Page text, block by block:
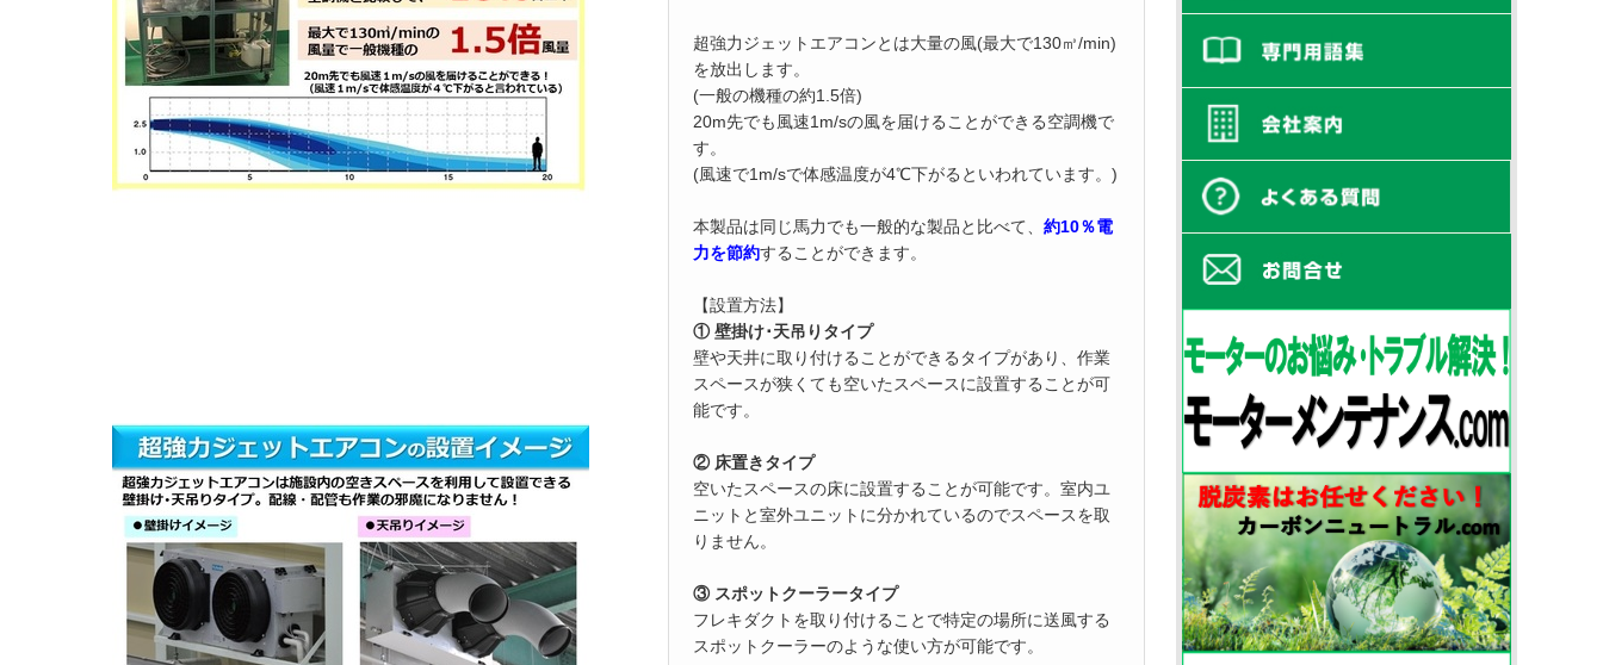
超強力ジェットエアコンとは大量の風(最大で130㎥/min)
を放出します。
(一般の機種の約1.5倍)
20m先でも風速1m/sの風を届けることができる空調機で
す。
(風速で1m/sで体感温度が4℃下がるといわれています。)
本製品は同じ馬力でも一般的な製品と比べて、約10％電
力を節約することができます。
【設置方法】
① 壁掛け･天吊りタイプ
壁や天井に取り付けることができるタイプがあり、作業
スペースが狭くても空いたスペースに設置することが可
能です。
② 床置きタイプ
空いたスペースの床に設置することが可能です。室内ユ
ニットと室外ユニットに分かれているのでスペースを取
りません。
③ スポットクーラータイプ
フレキダクトを取り付けることで特定の場所に送風する
スポットクーラーのような使い方が可能です。